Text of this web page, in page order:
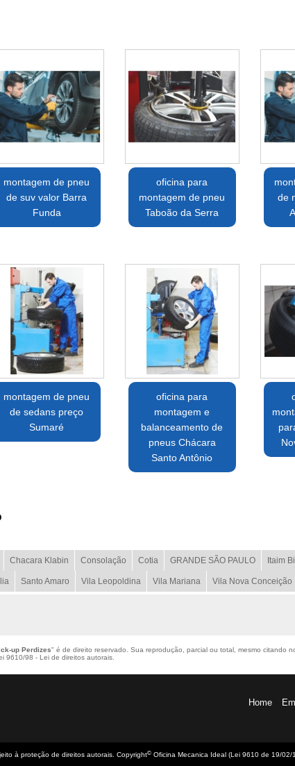
montagem de pneu
de suv valor Barra
Funda
oficina para
montagem de pneu
Taboão da Serra
de
montagem de pneu
de sedans preço
Sumaré
oficina para
montagem e
balanceamento de
pneus Chácara
Santo Antônio
Chacara Klabin Consolação Cotia GRANDE SÃO PAULO Itaim
Santo Amaro Vila Leopoldina Vila Mariana Vila Nova Conceição
up Perdizes" é de direito reservado. Sua reprodução, parcial ou total, mesmo citando
9610/98 - Lei de direitos autorais.
Home
à proteção de direitos autorais. Copyright© Oficina Mecanica Ideal (Lei 9610 de 19/02/